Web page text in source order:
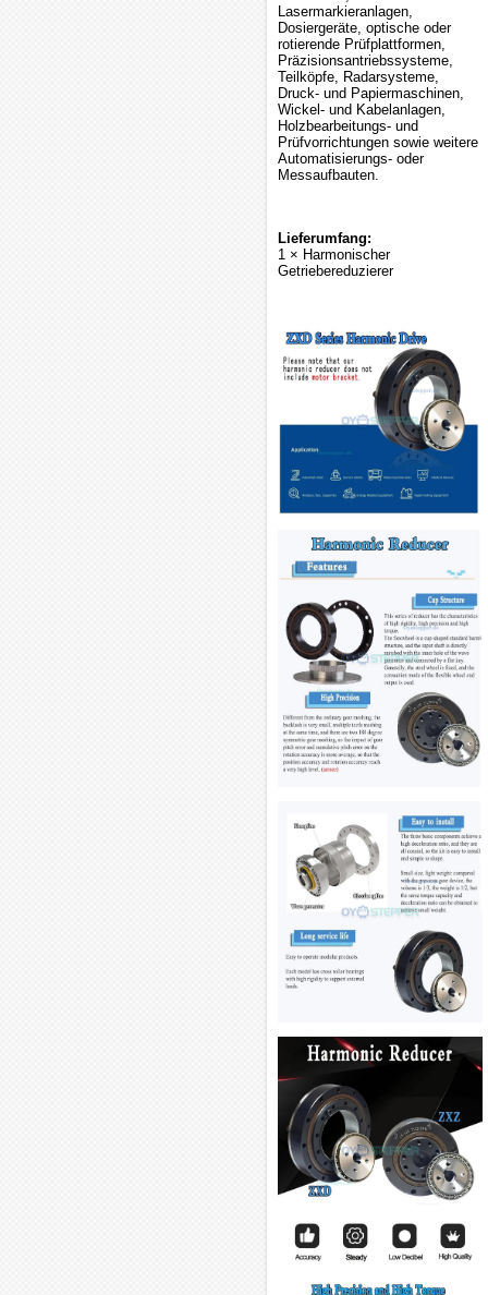
Lasermarkieranlagen,
Dosiergeräte, optische oder
rotierende Prüfplattformen,
Präzisionsantriebssysteme,
Teilköpfe, Radarsysteme,
Druck- und Papiermaschinen,
Wickel- und Kabelanlagen,
Holzbearbeitungs- und
Prüfvorrichtungen sowie weitere
Automatisierungs- oder
Messaufbauten.
Lieferumfang:
1 × Harmonischer
Getriebereduzierer